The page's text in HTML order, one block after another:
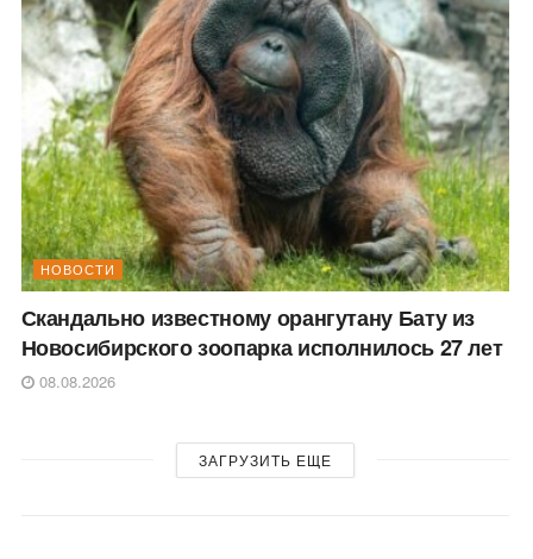
НОВОСТИ
Скандально известному орангутану Бату из
Новосибирского зоопарка исполнилось 27 лет
08.08.2026
ЗАГРУЗИТЬ ЕЩЕ